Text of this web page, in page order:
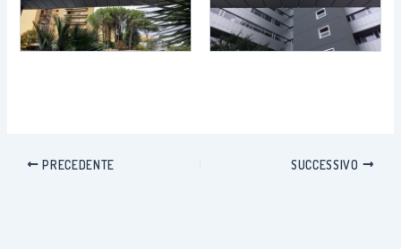
PRECEDENTE SUCCESSIVO